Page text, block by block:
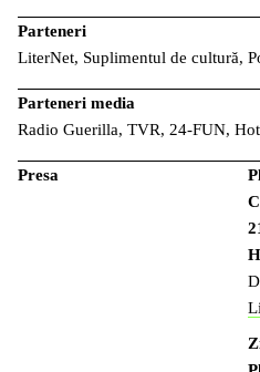
Parteneri
LiterNet, Suplimentul de cultură,
Parteneri media
Radio Guerilla, TVR, 24-FUN,
Presa